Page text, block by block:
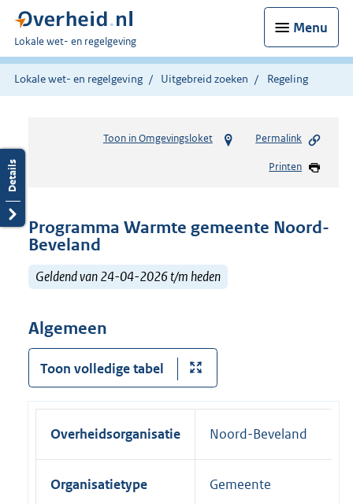
Menu
U
bent
hier:
Lokale wet- en regelgeving
Lokale wet- en regelgeving Uitgebreid zoeken Regeling
Toon in Omgevingsloket Permalink
Printen
Programma Warmte gemeente Noord-
Beveland
Geldend van 24-04-2026 t/m heden
Algemeen
Toon volledige tabel
Overheidsorganisatie Noord-Beveland
Organisatietype Gemeente